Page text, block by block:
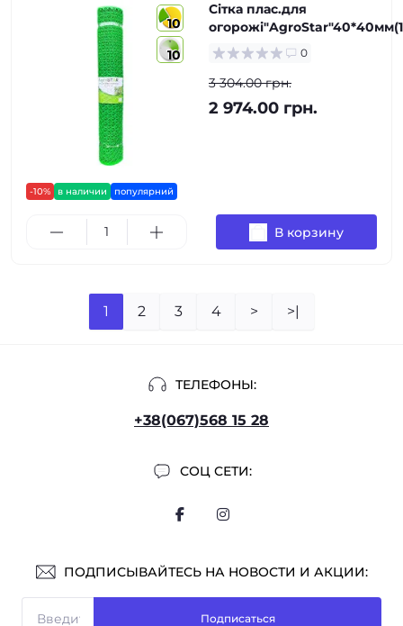
10
10
-10% в наличии популярний
Сітка плас.для
0
3 304.00 грн.
2 974.00 грн.
В корзину
1 2 3 4 > >|
ТЕЛЕФОНЫ:
+38(067)568 15 28
СОЦ СЕТИ:
ПОДПИСЫВАЙТЕСЬ НА НОВОСТИ И АКЦИИ:
Подписаться